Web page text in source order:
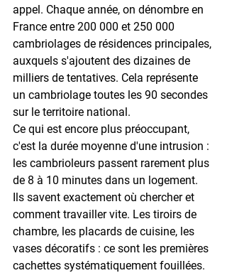
appel. Chaque année, on dénombre en
France entre 200 000 et 250 000
cambriolages de résidences principales,
auxquels s'ajoutent des dizaines de
milliers de tentatives. Cela représente
un cambriolage toutes les 90 secondes
sur le territoire national.
Ce qui est encore plus préoccupant,
c'est la durée moyenne d'une intrusion :
les cambrioleurs passent rarement plus
de 8 à 10 minutes dans un logement.
Ils savent exactement où chercher et
comment travailler vite. Les tiroirs de
chambre, les placards de cuisine, les
vases décoratifs : ce sont les premières
cachettes systématiquement fouillées.